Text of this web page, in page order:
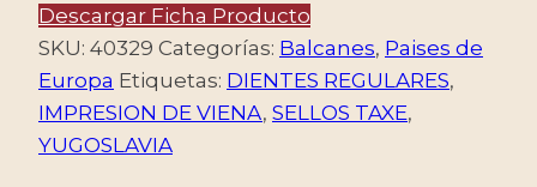
1923
-
SELLOS
TAXE
-
Descargar Ficha Producto
SKU: 40329 Categorías: Balcanes, Paises de
Europa Etiquetas: DIENTES REGULARES,
IMPRESION DE VIENA, SELLOS TAXE,
YUGOSLAVIA